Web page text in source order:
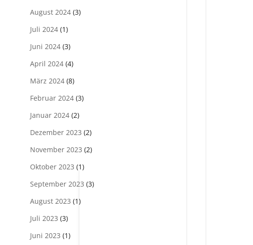
August 2024(3)
Juli 2024(1)
Juni 2024(3)
April 2024(4)
März 2024(8)
Februar 2024(3)
Januar 2024(2)
Dezember 2023 (2)
November 2023 (2)
Oktober 2023 (1)
September 2023 (3)
August 2023 (1)
Juli 2023 (3)
Juni 2023 (1)